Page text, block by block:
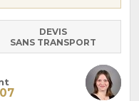
DEVIS
SANS TRANSPORT